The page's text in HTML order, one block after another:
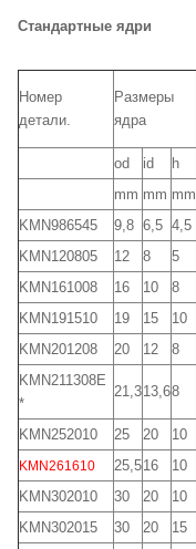
Стандартные ядри
Номер
детали.
Размеры
ядра
od id h
mm mm mm
KMN986545
9,8 6,5 4,5
KMN120805
12 8 5
KMN161008
16 10 8
KMN191510
19 15 10
KMN201208
20 12 8
KMN211308E
*
21,313,68
KMN252010 25 20 10
KMN261610 25,516 10
KMN302010
30 20 10
KMN302015
30 20 15